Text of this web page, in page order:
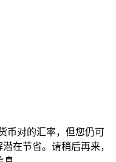
币对的汇率，但您仍可
在节省。请稍后再来，